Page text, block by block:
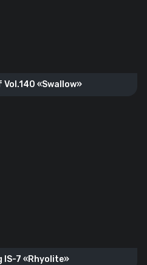
Vol.140 «Swallow»
IS-7 «Rhyolite»